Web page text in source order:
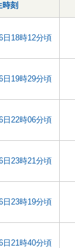
時刻
日18時12分頃
日19時29分頃
日22時06分頃
日23時21分頃
日23時19分頃
日21時40分頃